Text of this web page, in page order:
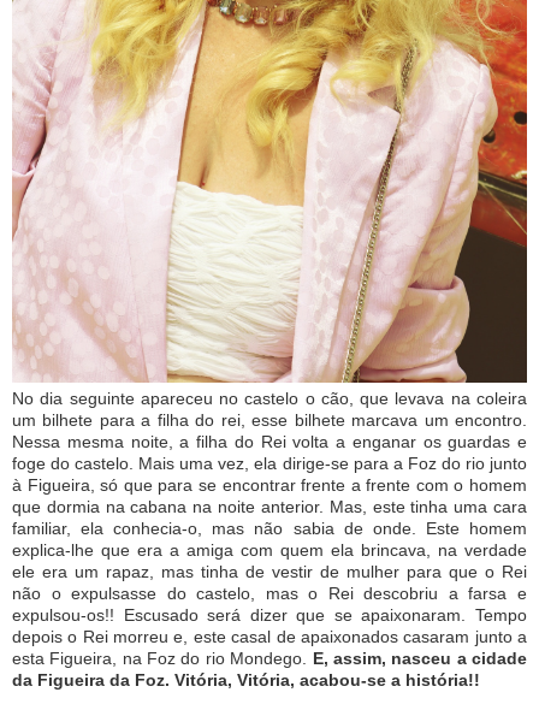
No dia seguinte apareceu no castelo o cão, que levava na coleira
um bilhete para a filha do rei, esse bilhete marcava um encontro.
Nessa mesma noite, a filha do Rei volta a enganar os guardas e
foge do castelo. Mais uma vez, ela dirige-se para a Foz do rio junto
à Figueira, só que para se encontrar frente a frente com o homem
que dormia na cabana na noite anterior. Mas, este tinha uma cara
familiar, ela conhecia-o, mas não sabia de onde. Este homem
explica-lhe que era a amiga com quem ela brincava, na verdade
ele era um rapaz, mas tinha de vestir de mulher para que o Rei
não o expulsasse do castelo, mas o Rei descobriu a farsa e
expulsou-os!! Escusado será dizer que se apaixonaram. Tempo
depois o Rei morreu e, este casal de apaixonados casaram junto a
esta Figueira, na Foz do rio Mondego. E, assim, nasceu a cidade
da Figueira da Foz. Vitória, Vitória, acabou-se a história!!